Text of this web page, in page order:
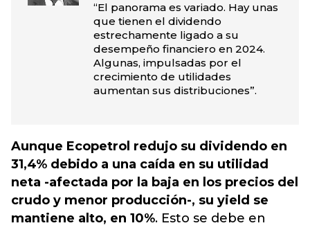
“El panorama es variado. Hay unas
que tienen el dividendo
estrechamente ligado a su
desempeño financiero en 2024.
Algunas, impulsadas por el
crecimiento de utilidades
aumentan sus distribuciones”.
Aunque Ecopetrol redujo su dividendo en
31,4% debido a una caída en su utilidad
neta -afectada por la baja en los precios del
crudo y menor producción-, su yield se
mantiene alto, en 10%. Esto se debe en